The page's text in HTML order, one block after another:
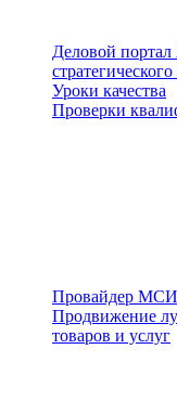
Деловой портал
Уроки качества
Проверки
Провайдер МСИ
Продвижение
товаров и услуг